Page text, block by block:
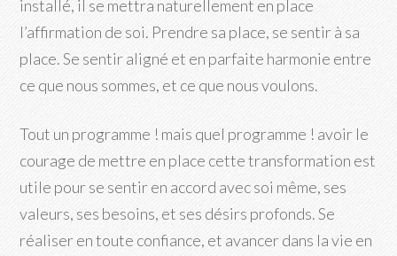
installé, il se mettra naturellement en place
l’affirmation de soi. Prendre sa place, se sentir à sa
place. Se sentir aligné et en parfaite harmonie entre
ce que nous sommes, et ce que nous voulons.
Tout un programme ! mais quel programme ! avoir le
courage de mettre en place cette transformation est
utile pour se sentir en accord avec soi même, ses
valeurs, ses besoins, et ses désirs profonds. Se
réaliser en toute confiance, et avancer dans la vie en